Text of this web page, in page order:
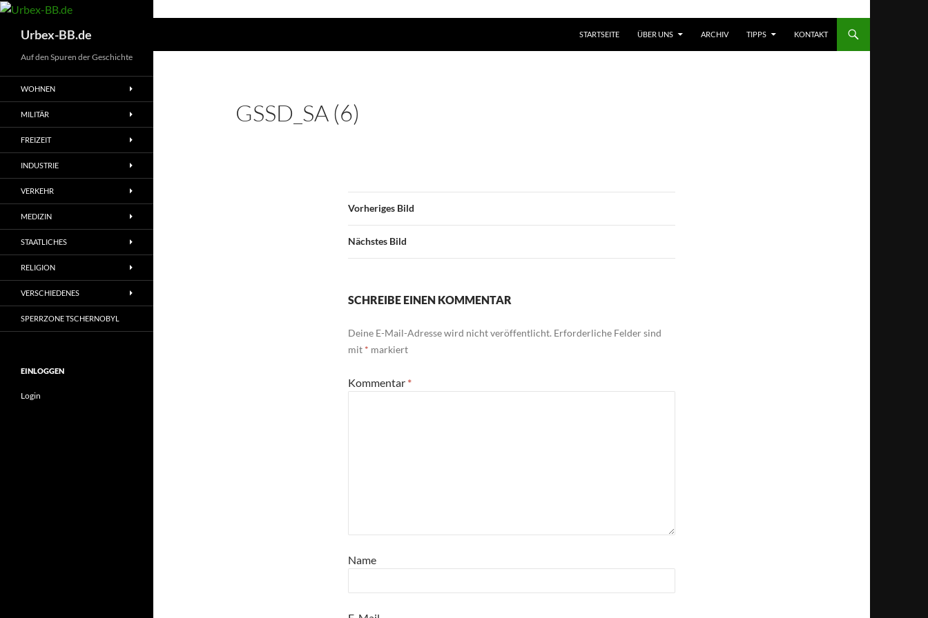
Urbex-BB.de
STARTSEITE
ÜBER UNS ARCHIV TIPPS KONTAKT
GSSD_SA (6)
Vorheriges Bild
Nächstes Bild
SCHREIBE EINEN KOMMENTAR
Deine E-Mail-Adresse wird nicht veröffentlicht. Erforderliche Felder sind
mit * markiert
Kommentar *
Name
Auf den Spuren der Geschichte
WOHNEN
MILITÄR
FREIZEIT
INDUSTRIE
VERKEHR
MEDIZIN
STAATLICHES
RELIGION
VERSCHIEDENES
SPERRZONE TSCHERNOBYL
EINLOGGEN
Login